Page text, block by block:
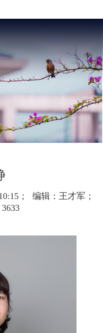
天堂软件下载
； 编辑：王才军；
3633